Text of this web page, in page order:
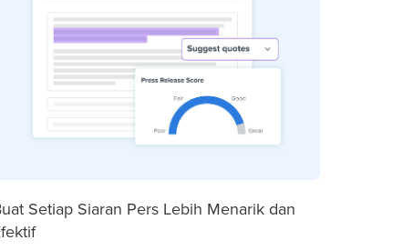
Setiap Siaran Pers Lebih Menarik dan